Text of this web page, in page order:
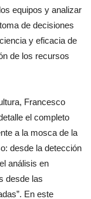
equipos y analizar
de decisiones
y eficacia de
de los recursos
Francesco
el completo
a la mosca de la
desde la detección
análisis en
desde las
En este